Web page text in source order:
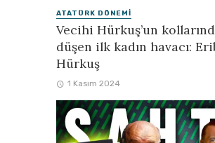
ATATÜRK DÖNEMI
Vecihi Hürkuş’un
düşen ilk kadın havacı:
Hürkuş
1 Kasım 2024